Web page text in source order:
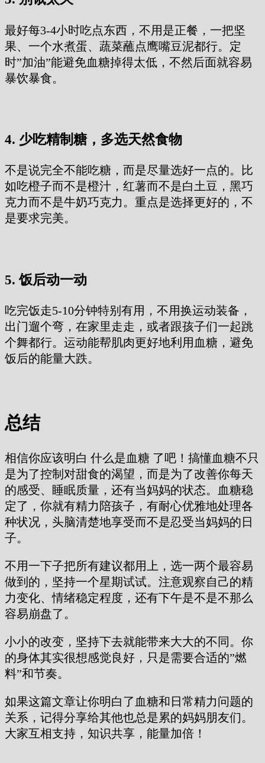
最好每3-4小时吃点东西，不用是正餐，一把坚
果、一个水煮蛋、蔬菜蘸点鹰嘴豆泥都行。定
时”加油”能避免血糖掉得太低，不然后面就容易
暴饮暴食。
4. 少吃精制糖，多选天然食物
不是说完全不能吃糖，而是尽量选好一点的。比
如吃橙子而不是橙汁，红薯而不是白土豆，黑巧
克力而不是牛奶巧克力。重点是选择更好的，不
是要求完美。
5. 饭后动一动
吃完饭走5-10分钟特别有用，不用换运动装备，
出门遛个弯，在家里走走，或者跟孩子们一起跳
个舞都行。运动能帮肌肉更好地利用血糖，避免
饭后的能量大跌。
总结
相信你应该明白 什么是血糖 了吧！搞懂血糖不只
是为了控制对甜食的渴望，而是为了改善你每天
的感受、睡眠质量，还有当妈妈的状态。血糖稳
定了，你就有精力陪孩子，有耐心优雅地处理各
种状况，头脑清楚地享受而不是忍受当妈妈的日
子。
不用一下子把所有建议都用上，选一两个最容易
做到的，坚持一个星期试试。注意观察自己的精
力变化、情绪稳定程度，还有下午是不是不那么
容易崩盘了。
小小的改变，坚持下去就能带来大大的不同。你
的身体其实很想感觉良好，只是需要合适的”燃
料”和节奏。
如果这篇文章让你明白了血糖和日常精力问题的
关系，记得分享给其他也总是累的妈妈朋友们。
大家互相支持，知识共享，能量加倍！